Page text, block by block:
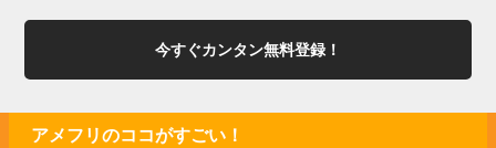
今すぐカンタン無料登録！
アメフリのココがすごい！